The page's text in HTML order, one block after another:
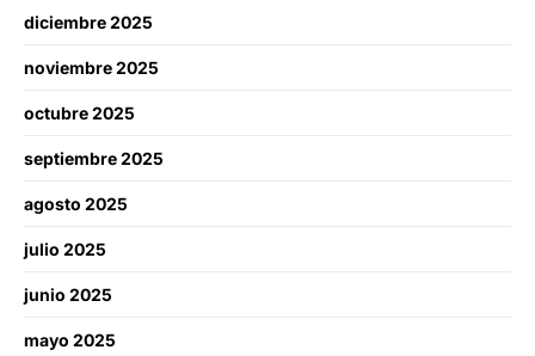
diciembre 2025
noviembre 2025
octubre 2025
septiembre 2025
agosto 2025
julio 2025
junio 2025
mayo 2025